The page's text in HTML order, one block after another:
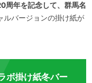
周年を記念して、群馬名
ルバージョンの掛け紙が
ボ掛け紙冬バー